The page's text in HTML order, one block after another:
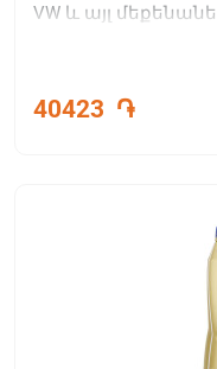
VW և այլ
մածուցիկությամբ
մակարդակ:
40423 ֏